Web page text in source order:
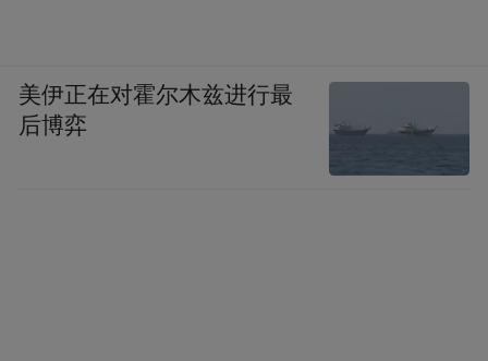
美伊正在对霍尔木兹进行最
后博弈